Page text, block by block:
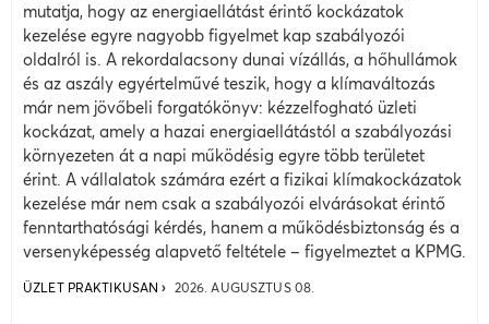
mutatja, hogy az energiaellátást érintő kockázatok
kezelése egyre nagyobb figyelmet kap szabályozói
oldalról is. A rekordalacsony dunai vízállás, a hőhullámok
és az aszály egyértelművé teszik, hogy a klímaváltozás
már nem jövőbeli forgatókönyv: kézzelfogható üzleti
kockázat, amely a hazai energiaellátástól a szabályozási
környezeten át a napi működésig egyre több területet
érint. A vállalatok számára ezért a fizikai klímakockázatok
kezelése már nem csak a szabályozói elvárásokat érintő
fenntarthatósági kérdés, hanem a működésbiztonság és a
versenyképesség alapvető feltétele – figyelmeztet a KPMG.
ÜZLET PRAKTIKUSAN 2026. AUGUSZTUS 08.